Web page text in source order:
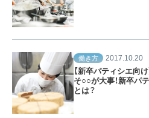
働き方 2017.10.20
【新卒パティシエ向
そ○○が大事！新卒パ
とは？